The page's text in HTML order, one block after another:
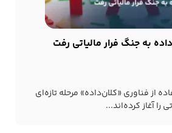
به جنگ فرار مالیاتی رفت
از فناوری «کلان‌داده» مرحله تازه‌ای
را آغاز کرده‌اند...